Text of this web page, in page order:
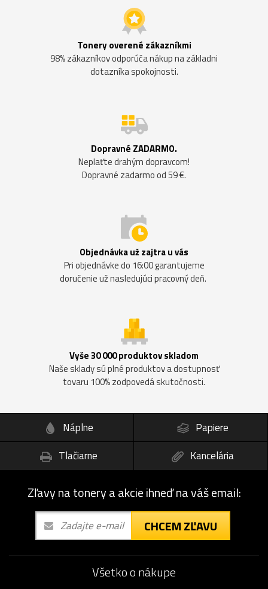
Tonery overené zákazníkmi
98% zákazníkov odporúča nákup na základni
dotazníka spokojnosti.
Dopravné ZADARMO.
Neplaťte drahým dopravcom!
Dopravné zadarmo od 59 €.
Objednávka už zajtra u vás
Pri objednávke do 16:00 garantujeme
doručenie už nasledujúci pracovný deň.
Vyše 30 000 produktov skladom
Naše sklady sú plné produktov a dostupnosť
tovaru 100% zodpovedá skutočnosti.
Náplne
Papiere
Tlačiarne
Kancelária
Zľavy na tonery a akcie ihneď na váš email:
CHCEM ZĽAVU
Všetko o nákupe